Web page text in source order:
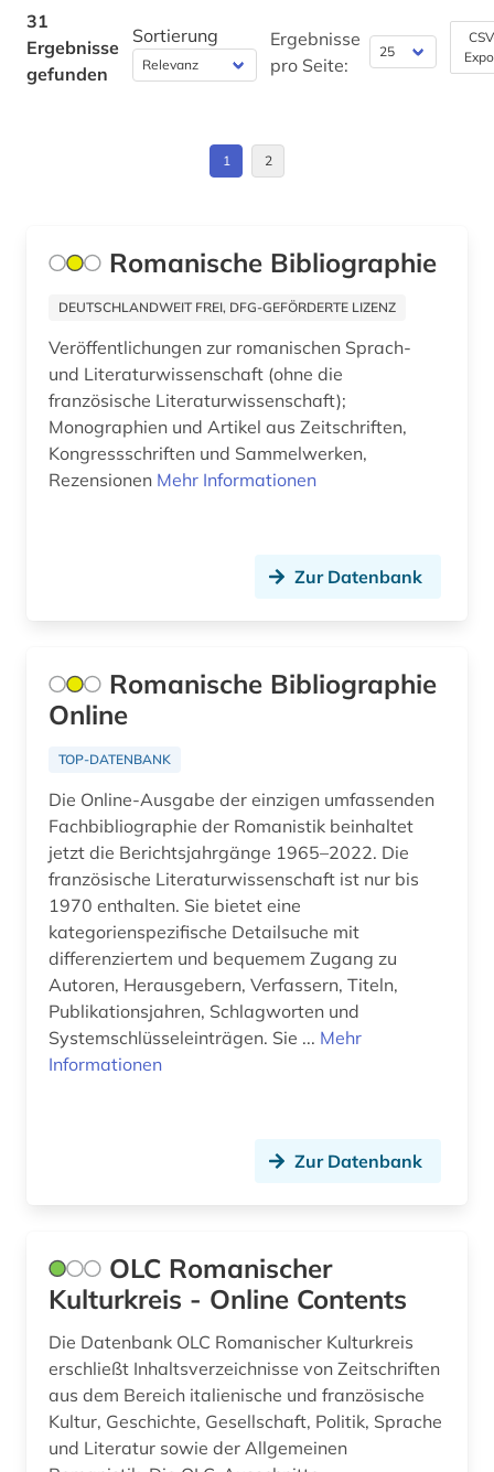
literatur (2)
medizin (1)
mediävistik (1)
migration (1)
musik (1)
personenlexikon (1)
politologie (1)
portugal (1)
portugiesisch (2)
quelle (1)
romanische philologie (2)
schuchardt (1)
slawistik (2)
sozialgeschichte (1)
sozialwissenschaften (1)
31
Ergebnisse
gefunden
Sortierung
Ergebnisse
pro Seite:
1 2
Romanische Bibliographie
DEUTSCHLANDWEIT FREI, DFG-GEFÖRDERTE LIZENZ
Veröffentlichungen zur romanischen Sprach-
und Literaturwissenschaft (ohne die
französische Literaturwissenschaft);
Monographien und Artikel aus Zeitschriften,
Kongressschriften und Sammelwerken,
Rezensionen Mehr Informationen
Zur Datenbank
Romanische Bibliographie
Online
TOP-DATENBANK
Die Online-Ausgabe der einzigen umfassenden
Fachbibliographie der Romanistik beinhaltet
jetzt die Berichtsjahrgänge 1965–2022. Die
französische Literaturwissenschaft ist nur bis
1970 enthalten. Sie bietet eine
kategorienspezifische Detailsuche mit
differenziertem und bequemem Zugang zu
Autoren, Herausgebern, Verfassern, Titeln,
Publikationsjahren, Schlagworten und
Systemschlüsseleinträgen. Sie ... Mehr
Informationen
Zur Datenbank
OLC Romanischer
Kulturkreis - Online Contents
Die Datenbank OLC Romanischer Kulturkreis
erschließt Inhaltsverzeichnisse von Zeitschriften
aus dem Bereich italienische und französische
Kultur, Geschichte, Gesellschaft, Politik, Sprache
und Literatur sowie der Allgemeinen